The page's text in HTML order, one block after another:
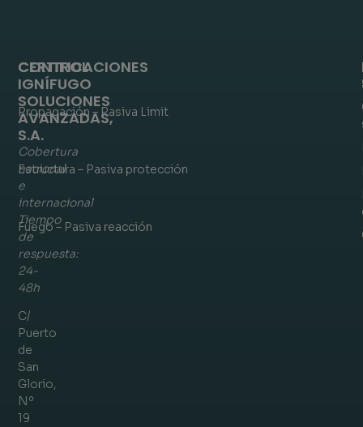
CONTROL
IGNÍFUGO
SOLUCIONES
AVANZADAS,
S.A.
Cobertura
nacional
e
internacional
Tiempo
de
respuesta:
24-
48h
C/
Puerto
de
San
Glorio,
Nº
19
CERTIFICACIONES
Propagación – Pasiva Limit
Estructura – Pasiva protección
Fuego – Pasiva reacción